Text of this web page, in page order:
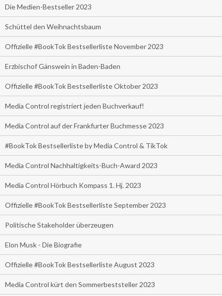
Die Medien-Bestseller 2023
Schüttel den Weihnachtsbaum
Offizielle #BookTok Bestsellerliste November 2023
Erzbischof Gänswein in Baden-Baden
Offizielle #BookTok Bestsellerliste Oktober 2023
Media Control registriert jeden Buchverkauf!
Media Control auf der Frankfurter Buchmesse 2023
#BookTok Bestsellerliste by Media Control & TikTok
Media Control Nachhaltigkeits-Buch-Award 2023
Media Control Hörbuch Kompass 1. Hj. 2023
Offizielle #BookTok Bestsellerliste September 2023
Politische Stakeholder überzeugen
Elon Musk - Die Biografie
Offizielle #BookTok Bestsellerliste August 2023
Media Control kürt den Sommerbeststeller 2023